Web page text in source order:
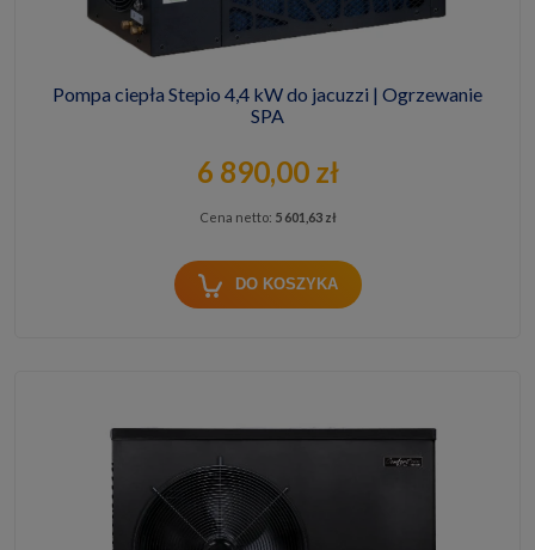
Pompa ciepła Stepio 4,4 kW do jacuzzi | Ogrzewanie
SPA
6 890,00 zł
Cena netto: 5 601,63 zł
DO KOSZYKA